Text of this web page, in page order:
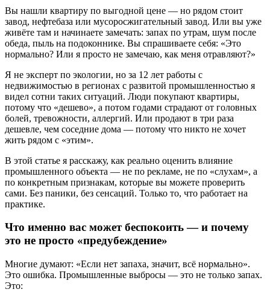
Вы нашли квартиру по выгодной цене — но рядом стоит
завод, нефтебаза или мусоросжигательный завод. Или вы уже
живёте там и начинаете замечать: запах по утрам, шум после
обеда, пыль на подоконнике. Вы спрашиваете себя: «Это
нормально? Или я просто не замечаю, как меня отравляют?»
Я не эксперт по экологии, но за 12 лет работы с
недвижимостью в регионах с развитой промышленностью я
видел сотни таких ситуаций. Люди покупают квартиры,
потому что «дешево», а потом годами страдают от головных
болей, тревожности, аллергий. Или продают в три раза
дешевле, чем соседние дома — потому что никто не хочет
жить рядом с «этим».
В этой статье я расскажу, как реально оценить влияние
промышленного объекта — не по рекламе, не по «слухам», а
по конкретным признакам, которые вы можете проверить
сами. Без паники, без сенсаций. Только то, что работает на
практике.
Что именно вас может беспокоить — и почему
это не просто «предубеждение»
Многие думают: «Если нет запаха, значит, всё нормально».
Это ошибка. Промышленные выбросы — это не только запах.
Это: